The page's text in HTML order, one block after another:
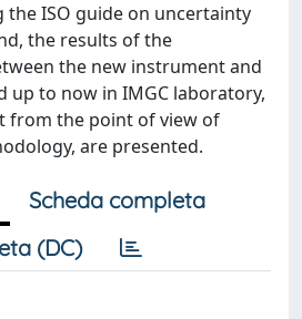
the ISO guide on uncertainty
the results of the
the new instrument and
up to now in IMGC laboratory,
from the point of view of
are presented.
Scheda completa
(DC)